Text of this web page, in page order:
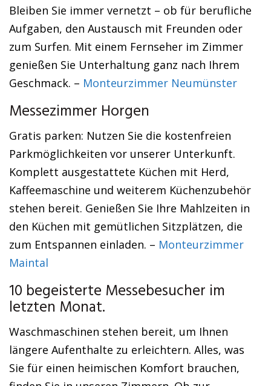
Bleiben Sie immer vernetzt – ob für berufliche
Aufgaben, den Austausch mit Freunden oder
zum Surfen. Mit einem Fernseher im Zimmer
genießen Sie Unterhaltung ganz nach Ihrem
Geschmack. – Monteurzimmer Neumünster
Messezimmer Horgen
Gratis parken: Nutzen Sie die kostenfreien
Parkmöglichkeiten vor unserer Unterkunft.
Komplett ausgestattete Küchen mit Herd,
Kaffeemaschine und weiterem Küchenzubehör
stehen bereit. Genießen Sie Ihre Mahlzeiten in
den Küchen mit gemütlichen Sitzplätzen, die
zum Entspannen einladen. – Monteurzimmer
Maintal
10 begeisterte Messebesucher im
letzten Monat.
Waschmaschinen stehen bereit, um Ihnen
längere Aufenthalte zu erleichtern. Alles, was
Sie für einen heimischen Komfort brauchen,